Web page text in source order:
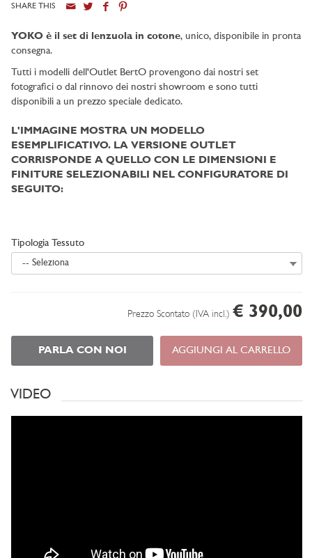
SHARE THIS
YOKO è il set di lenzuola in cotone, unico, disponibile in pronta
consegna.
Tutti i modelli dell'Outlet BertO provengono dai nostri set
fotografici o dal rinnovo dei nostri showroom e sono tutti
disponibili a un prezzo speciale dedicato.
L'IMMAGINE MOSTRA UN MODELLO
ESEMPLIFICATIVO. LA VERSIONE OUTLET
CORRISPONDE A QUELLO CON LE DIMENSIONI E
FINITURE SELEZIONABILI NEL CONFIGURATORE DI
SEGUITO:
Tipologia Tessuto
-- Seleziona
Prezzo Scontato (IVA incl.) € 390,00
PARLA CON NOI AGGIUNGI AL CARRELLO
VIDEO